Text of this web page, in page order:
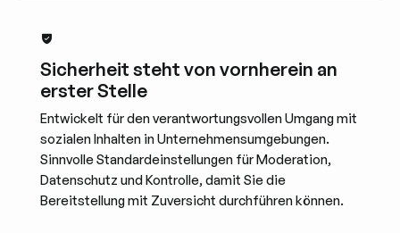
Sicherheit steht von vornherein an
erster Stelle
Entwickelt für den verantwortungsvollen Umgang mit
sozialen Inhalten in Unternehmensumgebungen.
Sinnvolle Standardeinstellungen für Moderation,
Datenschutz und Kontrolle, damit Sie die
Bereitstellung mit Zuversicht durchführen können.